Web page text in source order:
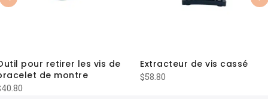
pour retirer les vis de
de montre
40.80
Extracteur de vis cassé
$58.80